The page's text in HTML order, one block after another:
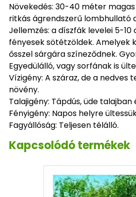
Növekedés: 30-40 méter
ritkás ágrendszerű lombhullató
Jellemzés: a díszfák levelei 5-10
fényesek sötétzöldek. Amelyek
ősszel sárgára színeződnek.
Egyedülálló, vagy sorfának is
Vízigény: A száraz, de a nedves
növény.
Talajigény: Tápdús, üde talajban
Fényigény: Napos helyre
Fagyállóság: Teljesen télálló.
Kapcsolódó termékek